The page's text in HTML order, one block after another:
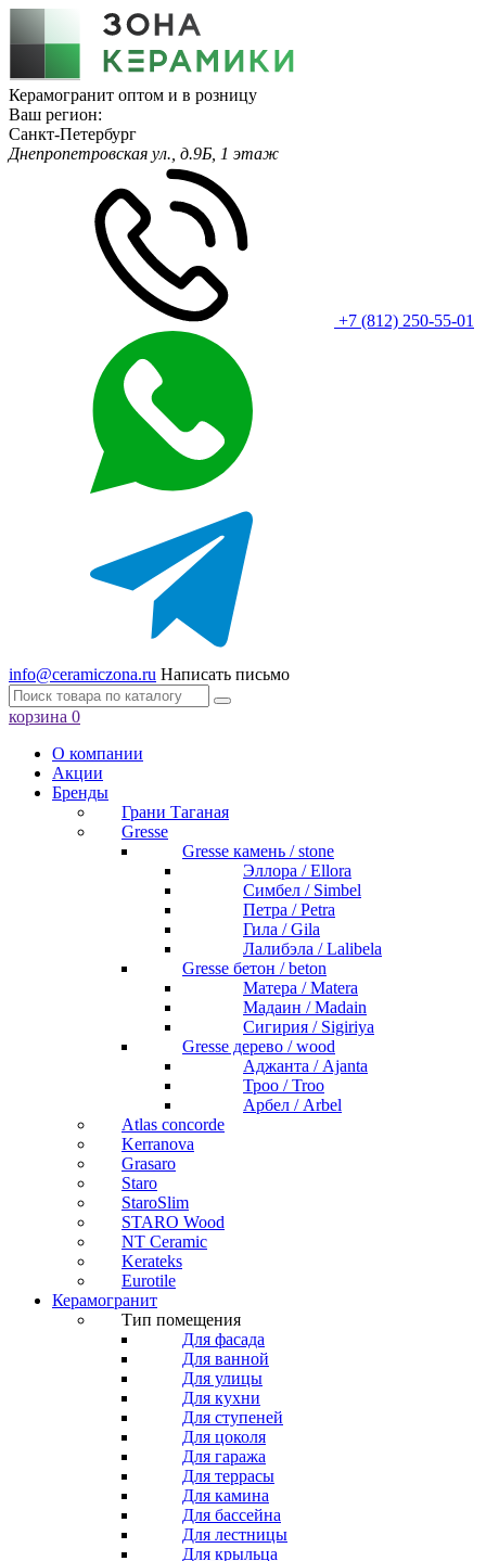
Керамогранит оптом и в розницу
Ваш регион:
Санкт-Петербург
Днепропетровская ул., д.9Б, 1 этаж
+7 (812) 250-55-01
info@ceramiczona.ru Написать письмо
корзина 0
О компании
Акции
Бренды
Грани Таганая
Gresse
Gresse камень / stone
Эллора / Ellora
Симбел / Simbel
Петра / Petra
Гила / Gila
Лалибэла / Lalibela
Gresse бетон / beton
Матера / Matera
Мадаин / Madain
Сигирия / Sigiriya
Gresse дерево / wood
Аджанта / Ajanta
Троо / Troo
Арбел / Arbel
Atlas concorde
Kerranova
Grasaro
Staro
StaroSlim
STARO Wood
NT Ceramic
Kerateks
Eurotile
Керамогранит
Тип помещения
Для фасада
Для ванной
Для улицы
Для кухни
Для ступеней
Для цоколя
Для гаража
Для террасы
Для камина
Для бассейна
Для лестницы
Для крыльца